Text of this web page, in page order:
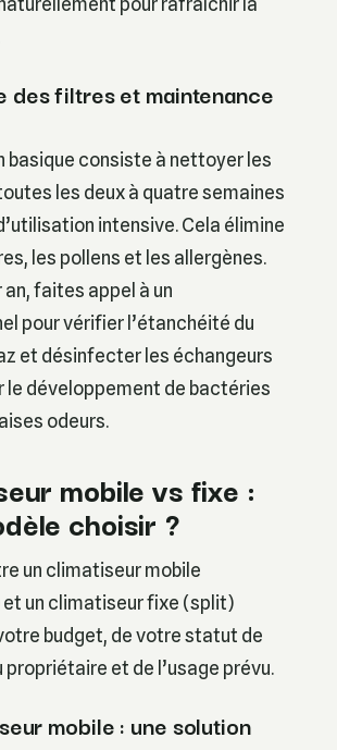
des filtres et maintenance
basique consiste à nettoyer les
les deux à quatre semaines
intensive. Cela élimine
les pollens et les allergènes.
an, faites appel à un
pour vérifier l’étanchéité du
et désinfecter les échangeurs
le développement de bactéries
odeurs.
mobile vs fixe :
choisir ?
un climatiseur mobile
un climatiseur fixe (split)
budget, de votre statut de
propriétaire et de l’usage prévu.
mobile : une solution